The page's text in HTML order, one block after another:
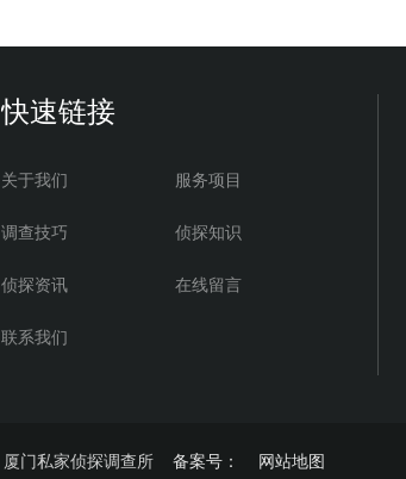
快速链接
关于我们 服务项目
调查技巧 侦探知识
侦探资讯 在线留言
联系我们
厦门私家侦探调查所 备案号： 网站地图